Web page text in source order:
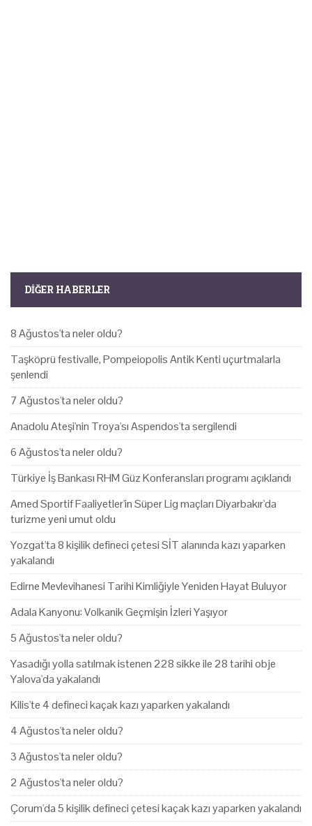
DIĞER HABERLER
8 Ağustos'ta neler oldu?
Taşköprü festivalle, Pompeiopolis Antik Kenti uçurtmalarla
şenlendi
7 Ağustos'ta neler oldu?
Anadolu Ateşi'nin Troya'sı Aspendos'ta sergilendi
6 Ağustos'ta neler oldu?
Türkiye İş Bankası RHM Güz Konferansları programı açıklandı
Amed Sportif Faaliyetler'in Süper Lig maçları Diyarbakır'da
turizme yeni umut oldu
Yozgat'ta 8 kişilik defineci çetesi SİT alanında kazı yaparken
yakalandı
Edirne Mevlevihanesi Tarihi Kimliğiyle Yeniden Hayat Buluyor
Adala Kanyonu: Volkanik Geçmişin İzleri Yaşıyor
5 Ağustos'ta neler oldu?
Yasadığı yolla satılmak istenen 228 sikke ile 28 tarihi obje
Yalova'da yakalandı
Kilis'te 4 defineci kaçak kazı yaparken yakalandı
4 Ağustos'ta neler oldu?
3 Ağustos'ta neler oldu?
2 Ağustos'ta neler oldu?
Çorum'da 5 kişilik defineci çetesi kaçak kazı yaparken yakalandı